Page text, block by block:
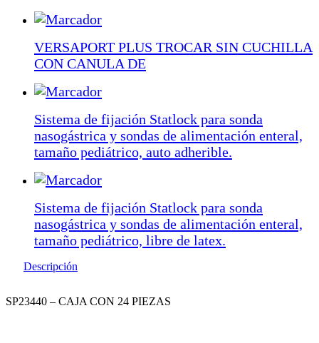
VERSAPORT PLUS TROCAR SIN CUCHILLA
CON CANULA DE
Sistema de fijación Statlock para sonda
nasogástrica y sondas de alimentación enteral,
tamaño pediátrico, auto adherible.
Sistema de fijación Statlock para sonda
nasogástrica y sondas de alimentación enteral,
tamaño pediátrico, libre de latex.
Descripción
SP23440 – CAJA CON 24 PIEZAS